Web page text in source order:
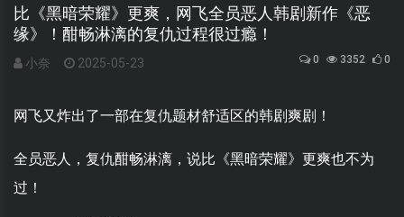
比《黑暗荣耀》更爽，网飞全员恶人韩剧新作《恶
缘》！酣畅淋漓的复仇过程很过瘾！
小奈 2025-05-23 0 3352 0
网飞又炸出了一部在复仇题材舒适区的韩剧爽剧！
全员恶人，复仇酣畅淋漓，说比《黑暗荣耀》更爽也不为
过！